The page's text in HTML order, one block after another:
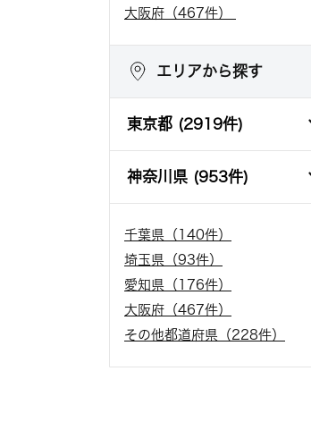
大阪府（467件）
エリアから探す
東京都 (2919件)
中央区 (205件)
港区 (286件)
新宿区 (243件)
文京区 (97件)
渋谷区 (156件)
神奈川県 (953件)
横浜市 (552件)
川崎市 (393件)
その他[市町村] (8件)
千葉県（140件）
埼玉県（93件）
愛知県（176件）
大阪府（467件）
その他都道府県（228件）